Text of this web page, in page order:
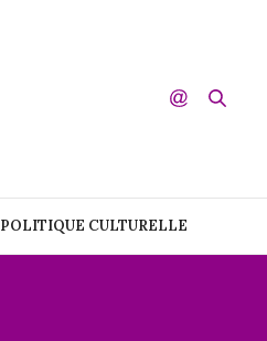
POLITIQUE CULTURELLE